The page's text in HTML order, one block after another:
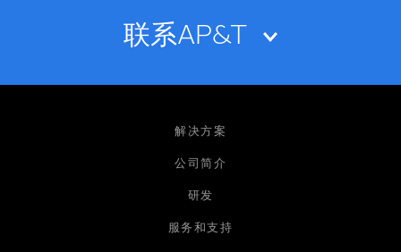
联系AP&T
解决方案
公司简介
研发
服务和支持